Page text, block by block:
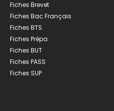
Fiches Brevet
Fiches Bac Français
Fiches BTS
Fiches Prépa
Fiches BUT
Fiches PASS
Fiches SUP